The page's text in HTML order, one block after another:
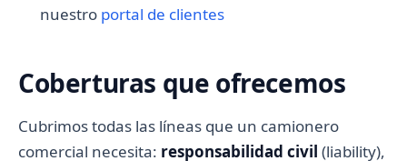
nuestro portal de clientes
Coberturas que ofrecemos
Cubrimos todas las líneas que un camionero
comercial necesita: responsabilidad civil (liability),